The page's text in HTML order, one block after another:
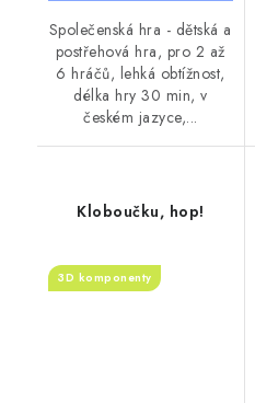
Společenská hra - dětská a
postřehová hra, pro 2 až
6 hráčů, lehká obtížnost,
délka hry 30 min, v
českém jazyce,...
Kloboučku, hop!
3D komponenty